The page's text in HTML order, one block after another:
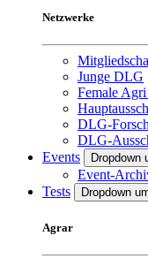
Netzwerke
Junge DLG
Female
DLG-
DLG-
Events
Dropdown
Event-
Tests
Dropdown
Agrar